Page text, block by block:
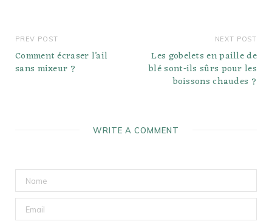
PREV POST
Comment écraser l’ail
sans mixeur ?
NEXT POST
Les gobelets en paille de
blé sont-ils sûrs pour les
boissons chaudes ?
WRITE A COMMENT